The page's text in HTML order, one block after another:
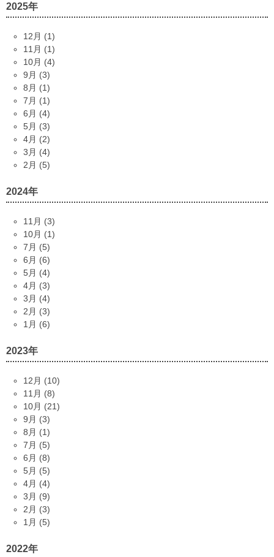
2025年
12月 (1)
11月 (1)
10月 (4)
9月 (3)
8月 (1)
7月 (1)
6月 (4)
5月 (3)
4月 (2)
3月 (4)
2月 (5)
2024年
11月 (3)
10月 (1)
7月 (5)
6月 (6)
5月 (4)
4月 (3)
3月 (4)
2月 (3)
1月 (6)
2023年
12月 (10)
11月 (8)
10月 (21)
9月 (3)
8月 (1)
7月 (5)
6月 (8)
5月 (5)
4月 (4)
3月 (9)
2月 (3)
1月 (5)
2022年